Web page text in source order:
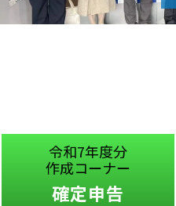
令和7年度分
作成コーナー
確定申告